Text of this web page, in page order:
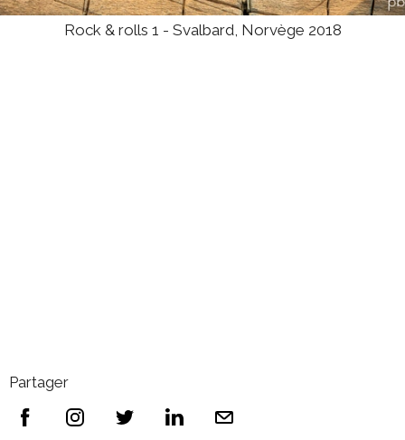
Rock & rolls 1 - Svalbard, Norvège 2018
Partager